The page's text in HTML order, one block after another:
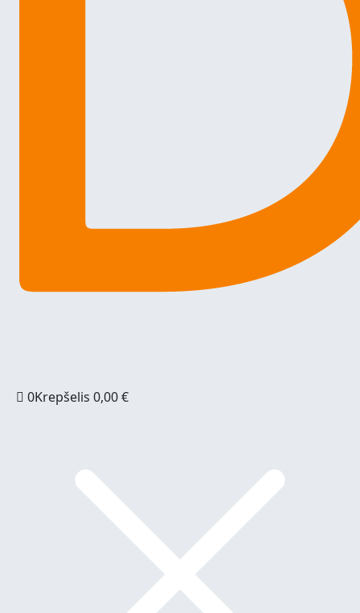
0Krepšelis0,00€